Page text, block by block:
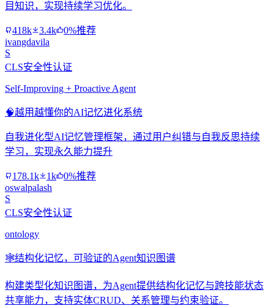
目知识，实现持续学习优化。
418k 3.4k
0%推荐
ivangdavila
S
CLS安全性认证
Self-Improving + Proactive Agent
🧠越用越懂你的AI记忆进化系统
自我进化型AI记忆管理框架，通过用户纠错与自我反思持续
学习，实现永久能力提升
178.1k 1k
0%推荐
oswalpalash
S
CLS安全性认证
ontology
🕸️结构化记忆，可验证的Agent知识图谱
构建类型化知识图谱，为Agent提供结构化记忆与跨技能状态
共享能力，支持实体CRUD、关系管理与约束验证。